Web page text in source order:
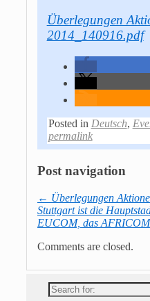
Überlegungen
2014_140916.pdf
Posted in Deutsch,
permalink
Post navigation
← Überlegungen
Stuttgart ist die
EUCOM, das
Comments are closed.
Search